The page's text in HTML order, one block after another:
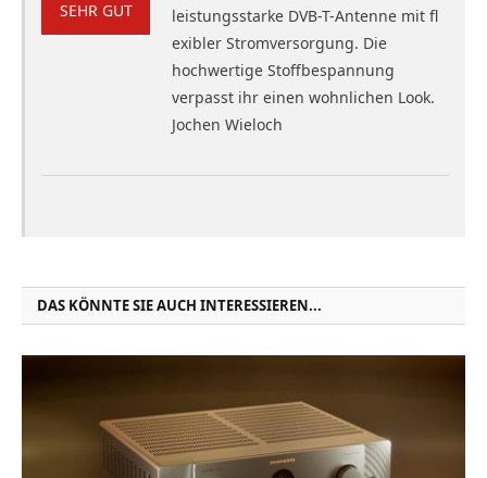
SEHR GUT
leistungsstarke DVB-T-Antenne mit fl
exibler Stromversorgung. Die
hochwertige Stoffbespannung
verpasst ihr einen wohnlichen Look.
Jochen Wieloch
DAS KÖNNTE SIE AUCH INTERESSIEREN...